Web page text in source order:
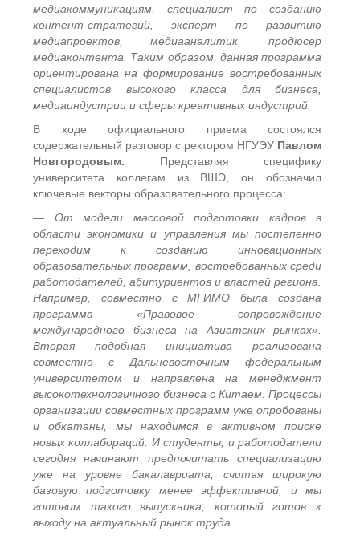
медиакоммуникациям, специалист по созданию
контент-стратегий, эксперт по развитию
медиапроектов, медиааналитик, продюсер
медиаконтента. Таким образом, данная программа
ориентирована на формирование востребованных
специалистов высокого класса для бизнеса,
медиаиндустрии и сферы креативных индустрий.
В ходе официального приема состоялся
содержательный разговор с ректором НГУЭУ Павлом
Новгородовым. Представляя специфику
университета коллегам из ВШЭ, он обозначил
ключевые векторы образовательного процесса:
— От модели массовой подготовки кадров в
области экономики и управления мы постепенно
переходим к созданию инновационных
образовательных программ, востребованных среди
работодателей, абитуриентов и властей региона.
Например, совместно с МГИМО была создана
программа «Правовое сопровождение
международного бизнеса на Азиатских рынках».
Вторая подобная инициатива реализована
совместно с Дальневосточным федеральным
университетом и направлена на менеджмент
высокотехнологичного бизнеса с Китаем. Процессы
организации совместных программ уже опробованы
и обкатаны, мы находимся в активном поиске
новых коллабораций. И студенты, и работодатели
сегодня начинают предпочитать специализацию
уже на уровне бакалавриата, считая широкую
базовую подготовку менее эффективной, и мы
готовим такого выпускника, который готов к
выходу на актуальный рынок труда.